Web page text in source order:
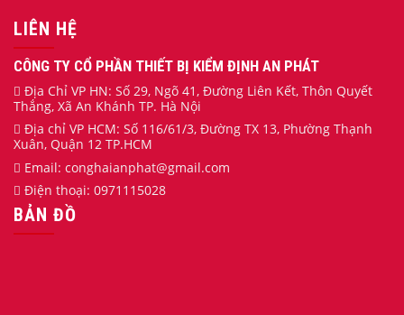
LIÊN HỆ
CÔNG TY CỔ PHẦN THIẾT BỊ KIỂM ĐỊNH AN PHÁT
Địa Chỉ VP HN: Số 29, Ngõ 41, Đường Liên Kết, Thôn Quyết
Thắng, Xã An Khánh TP. Hà Nội
Địa chỉ VP HCM: Số 116/61/3, Đường TX 13, Phường Thạnh
Xuân, Quận 12 TP.HCM
Email: conghaianphat@gmail.com
Điện thoại: 0971115028
BẢN ĐỒ